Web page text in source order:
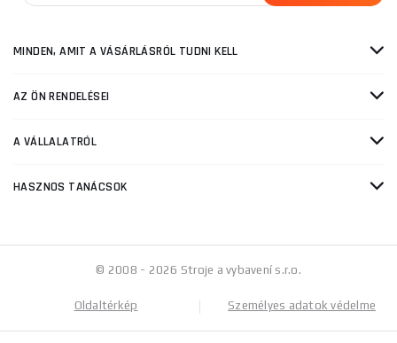
MINDEN, AMIT A VÁSÁRLÁSRÓL TUDNI KELL
AZ ÖN RENDELÉSEI
A VÁLLALATRÓL
HASZNOS TANÁCSOK
© 2008 - 2026 Stroje a vybavení s.r.o.
Oldaltérkép Személyes adatok védelme